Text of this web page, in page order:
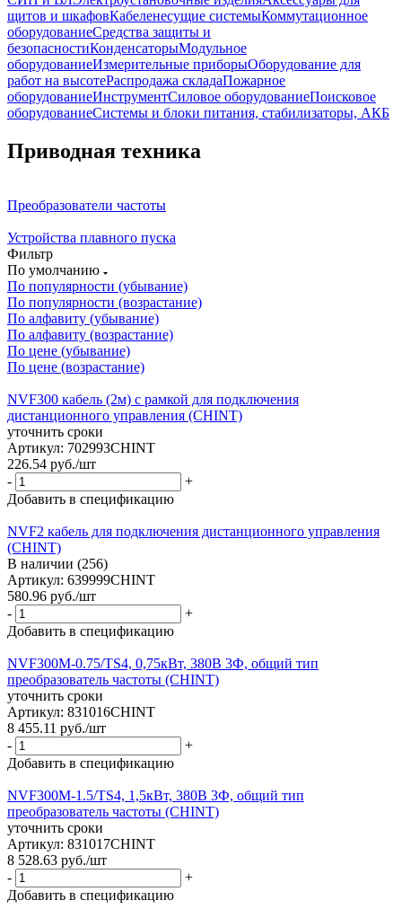
щитов и шкафовКабеленесущие системыКоммутационное
оборудованиеСредства защиты и
безопасностиКонденсаторыМодульное
оборудованиеИзмерительные приборыОборудование для
работ на высотеРаспродажа складаПожарное
оборудованиеИнструментСиловое оборудованиеПоисковое
оборудованиеСистемы и блоки питания, стабилизаторы, АКБ
Приводная техника
Преобразователи частоты
Устройства плавного пуска
Фильтр
По умолчанию
По популярности (убывание)
По популярности (возрастание)
По алфавиту (убывание)
По алфавиту (возрастание)
По цене (убывание)
По цене (возрастание)
NVF300 кабель (2м) с рамкой для подключения
дистанционного управления (CHINT)
уточнить сроки
Артикул: 702993CHINT
226.54 руб./шт
-
+
Добавить в спецификацию
NVF2 кабель для подключения дистанционного управления
(CHINT)
В наличии (256)
Артикул: 639999CHINT
580.96 руб./шт
-
+
Добавить в спецификацию
NVF300M-0.75/TS4, 0,75кВт, 380В 3Ф, общий тип
преобразователь частоты (CHINT)
уточнить сроки
Артикул: 831016CHINT
8 455.11 руб./шт
-
+
Добавить в спецификацию
NVF300M-1.5/TS4, 1,5кВт, 380В 3Ф, общий тип
преобразователь частоты (CHINT)
уточнить сроки
Артикул: 831017CHINT
8 528.63 руб./шт
-
+
Добавить в спецификацию